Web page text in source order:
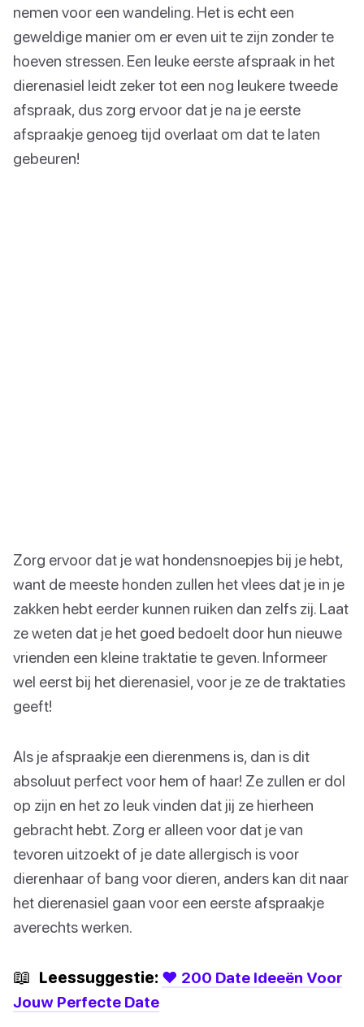
nemen voor een wandeling. Het is echt een
geweldige manier om er even uit te zijn zonder te
hoeven stressen. Een leuke eerste afspraak in het
dierenasiel leidt zeker tot een nog leukere tweede
afspraak, dus zorg ervoor dat je na je eerste
afspraakje genoeg tijd overlaat om dat te laten
gebeuren!
Zorg ervoor dat je wat hondensnoepjes bij je hebt,
want de meeste honden zullen het vlees dat je in je
zakken hebt eerder kunnen ruiken dan zelfs zij. Laat
ze weten dat je het goed bedoelt door hun nieuwe
vrienden een kleine traktatie te geven. Informeer
wel eerst bij het dierenasiel, voor je ze de traktaties
geeft!
Als je afspraakje een dierenmens is, dan is dit
absoluut perfect voor hem of haar! Ze zullen er dol
op zijn en het zo leuk vinden dat jij ze hierheen
gebracht hebt. Zorg er alleen voor dat je van
tevoren uitzoekt of je date allergisch is voor
dierenhaar of bang voor dieren, anders kan dit naar
het dierenasiel gaan voor een eerste afspraakje
averechts werken.
📖 Leessuggestie: ❤️ 200 Date Ideeën Voor
Jouw Perfecte Date